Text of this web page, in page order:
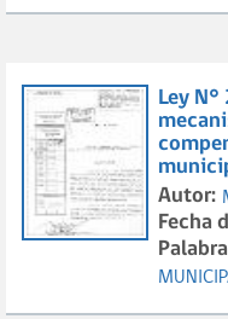
Ley
Autor:
Fecha